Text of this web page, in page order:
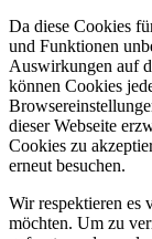
Da diese Cookies
und Funktionen
Auswirkungen auf
können Cookies
dieser Webseite
Cookies zu
erneut besuchen.
Wir respektieren es
möchten. Um zu